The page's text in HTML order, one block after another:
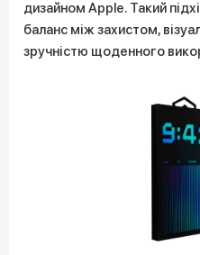
дизайном Apple. Такий
баланс між захистом,
зручністю щоденного